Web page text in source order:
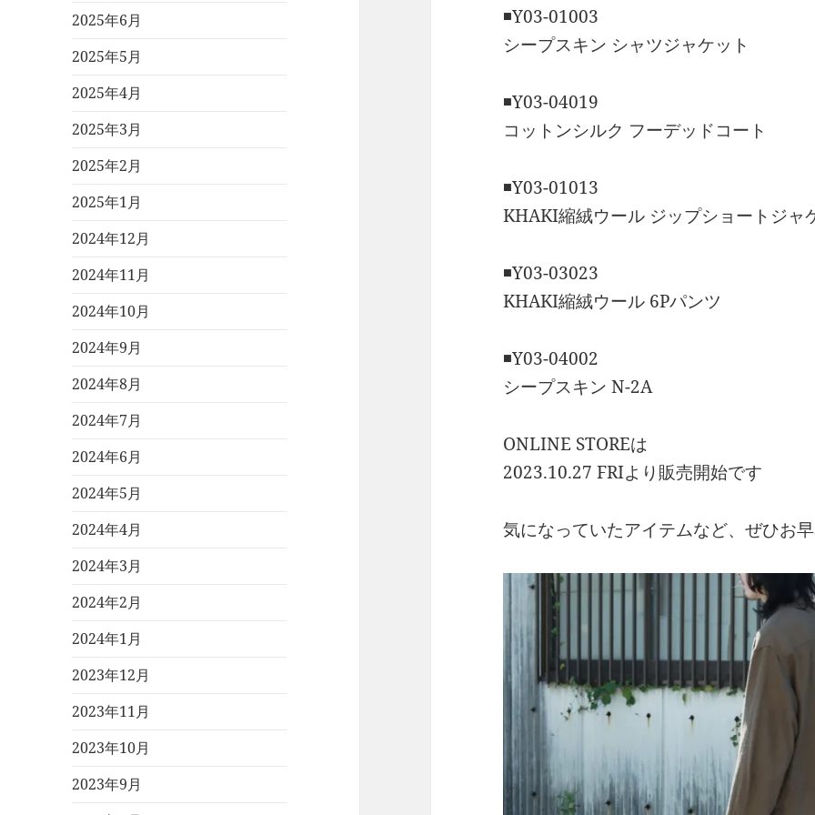
2025年6月
2025年5月
2025年4月
2025年3月
2025年2月
2025年1月
2024年12月
2024年11月
2024年10月
2024年9月
2024年8月
2024年7月
2024年6月
2024年5月
2024年4月
2024年3月
2024年2月
2024年1月
2023年12月
2023年11月
2023年10月
2023年9月
◾️Y03-01003
シープスキン シャツジャケット
◾️Y03-04019
コットンシルク フーデッドコート
◾️Y03-01013
KHAKI縮絨ウール ジップショートジャ
◾️Y03-03023
KHAKI縮絨ウール 6Pパンツ
◾️Y03-04002
シープスキン N-2A
ONLINE STOREは
2023.10.27 FRIより販売開始です
気になっていたアイテムなど、ぜひお